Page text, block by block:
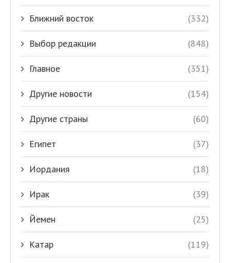
Ближний восток (332)
Выбор редакции (848)
Главное (351)
Другие новости (154)
Другие страны (60)
Египет (37)
Иордания (18)
Ирак (39)
Йемен (25)
Катар (119)